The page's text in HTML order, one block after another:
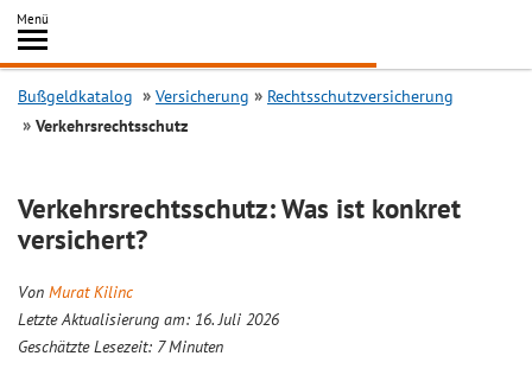
Inhalt
springen
Menü
Search
Bußgeldkatalog Versicherung
Rechtsschutzversicherung
Verkehrsrechtsschutz
Verkehrsrechtsschutz: Was ist konkret
versichert?
Von Murat Kilinc
Letzte Aktualisierung am: 16. Juli 2026
Geschätzte Lesezeit: 7 Minuten